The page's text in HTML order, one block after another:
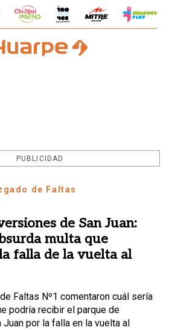
PUBLICIDAD
de Faltas
de San Juan:
multa que
falla de la vuelta al
Faltas Nº1 comentaron cuál sería
podría recibir el parque de
por la falla en la vuelta al